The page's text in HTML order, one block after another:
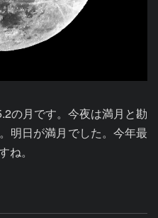
の月です。今夜は満月と勘
明日が満月でした。今年最
ね。